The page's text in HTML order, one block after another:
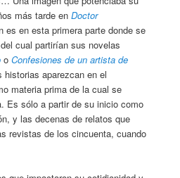
más tarde enDoctor
es en esta primera parte donde se
cual partirían sus novelas
oConfesiones de un artista de
aparezcan en el
materia prima de la cual se
Es sólo a partir de su inicio como
y las decenas de relatos que
revistas de los cincuenta, cuando